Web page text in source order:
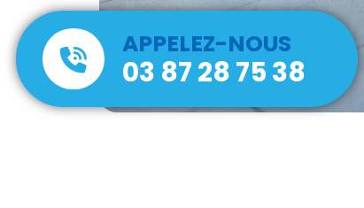
APPELEZ-NOUS
03 87 28 75 38